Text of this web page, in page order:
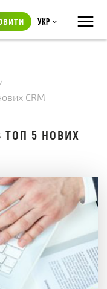
≡
Укр
/
CRM
ТОП 5 НОВИХ